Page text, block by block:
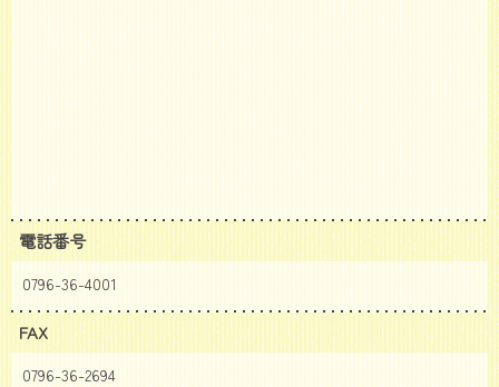
電話番号
0796-36-4001
FAX
0796-36-2694